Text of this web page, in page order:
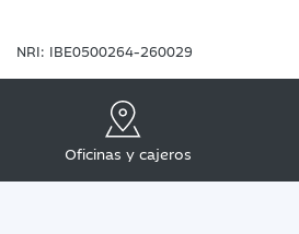
NRI: IBE0500264-260029
Oficinas y cajeros